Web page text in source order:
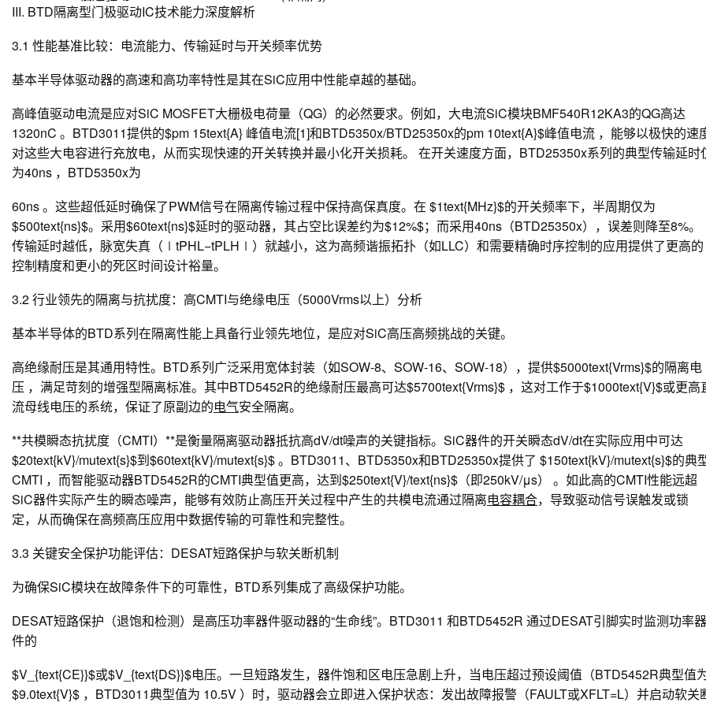
III. BTD隔离型门极驱动IC技术能力深度解析
3.1 性能基准比较：电流能力、传输延时与开关频率优势
基本半导体驱动器的高速和高功率特性是其在SiC应用中性能卓越的基础。
高峰值驱动电流是应对SiC MOSFET大栅极电荷量（QG​）的必然要求。例如，大电流SiC模块BMF540R12KA3的QG​高达
1320nC 。BTD3011提供的$pm 15text{A} 峰值电流[1]和BTD5350x/BTD25350x的pm 10text{A}$峰值电流 ，能够以极快的速
对这些大电容进行充放电，从而实现快速的开关转换并最小化开关损耗。 在开关速度方面，BTD25350x系列的典型传输延时
为40ns ，BTD5350x为
60ns 。这些超低延时确保了PWM信号在隔离传输过程中保持高保真度。在 $1text{MHz}$的开关频率下，半周期仅为
$500text{ns}$。采用$60text{ns}$延时的驱动器，其占空比误差约为$12%$；而采用40ns（BTD25350x），误差则降至8%。
传输延时越低，脉宽失真（∣tPHL​−tPLH​∣）就越小，这为高频谐振拓扑（如LLC）和需要精确时序控制的应用提供了更高的
控制精度和更小的死区时间设计裕量。
3.2 行业领先的隔离与抗扰度：高CMTI与绝缘电压（5000Vrms以上）分析
基本半导体的BTD系列在隔离性能上具备行业领先地位，是应对SiC高压高频挑战的关键。
高绝缘耐压是其通用特性。BTD系列广泛采用宽体封装（如SOW-8、SOW-16、SOW-18），提供$5000text{Vrms}$的隔离电
压 ，满足苛刻的增强型隔离标准。其中BTD5452R的绝缘耐压最高可达$5700text{Vrms}$ ，这对工作于$1000text{V}$或更高
流母线电压的系统，保证了原副边的电气安全隔离。
**共模瞬态抗扰度（CMTI）**是衡量隔离驱动器抵抗高dV/dt噪声的关键指标。SiC器件的开关瞬态dV/dt在实际应用中可达
$20text{kV}/mutext{s}$到$60text{kV}/mutext{s}$ 。BTD3011、BTD5350x和BTD25350x提供了 $150text{kV}/mutext{s}$的典
CMTI ，而智能驱动器BTD5452R的CMTI典型值更高，达到$250text{V}/text{ns}$（即250kV/μs） 。如此高的CMTI性能远超
SiC器件实际产生的瞬态噪声，能够有效防止高压开关过程中产生的共模电流通过隔离电容耦合，导致驱动信号误触发或锁
定，从而确保在高频高压应用中数据传输的可靠性和完整性。
3.3 关键安全保护功能评估：DESAT短路保护与软关断机制
为确保SiC模块在故障条件下的可靠性，BTD系列集成了高级保护功能。
DESAT短路保护 （退饱和检测）是高压功率器件驱动器的“生命线”。BTD3011 和BTD5452R 通过DESAT引脚实时监测功率器
件的
$V_{text{CE}}$或$V_{text{DS}}$电压。一旦短路发生，器件饱和区电压急剧上升，当电压超过预设阈值（BTD5452R典型值
$9.0text{V}$ ，BTD3011典型值为 10.5V ）时，驱动器会立即进入保护状态：发出故障报警（FAULT或XFLT=L）并启动软关